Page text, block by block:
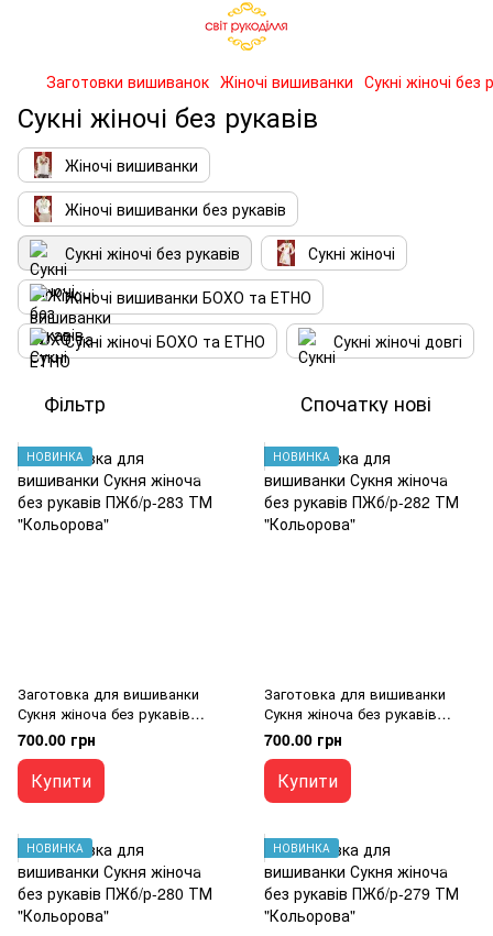
Заготовки вишиванок Жіночі вишиванки Сукні жіночі без
Сукні жіночі без рукавів
Жіночі вишиванки
Жіночі вишиванки без рукавів
Сукні жіночі без рукавів
Сукні жіночі
Жіночі вишиванки БОХО та ЕТНО
Сукні жіночі БОХО та ЕТНО
Сукні жіночі довгі
Фільтр Спочатку нові
НОВИНКА
Заготовка для вишиванки
Сукня жіноча без рукавів
ПЖб/р-283 ТМ "Кольорова"
700.00 грн
Купити
НОВИНКА
Заготовка для вишиванки
Сукня жіноча без рукавів
ПЖб/р-282 ТМ "Кольорова"
700.00 грн
Купити
НОВИНКА НОВИНКА